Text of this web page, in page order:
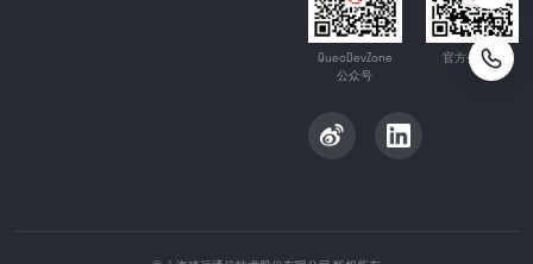
QuecDevZone
公众号
官方公众号